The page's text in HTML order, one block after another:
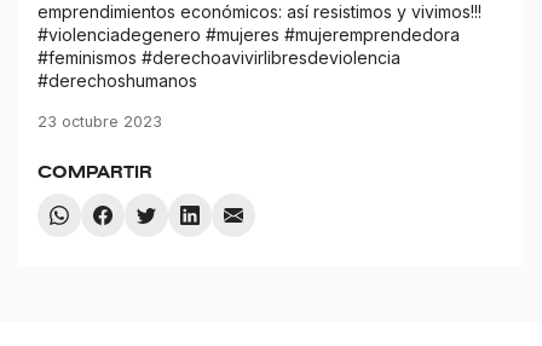
emprendimientos económicos: así resistimos y vivimos!!!
#violenciadegenero #mujeres #mujeremprendedora
#feminismos #derechoavivirlibresdeviolencia
#derechoshumanos
23 octubre 2023
COMPARTIR